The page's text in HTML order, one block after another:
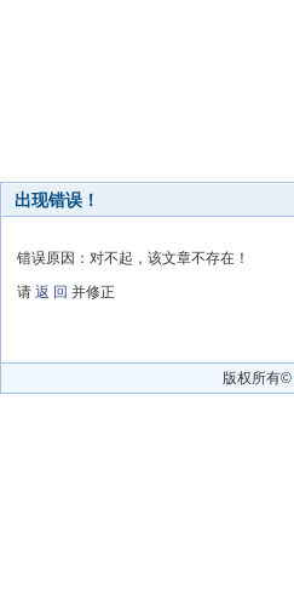
出现错误！
错误原因：对不起，该文章不存在！
请 返 回 并修正
版权所有©